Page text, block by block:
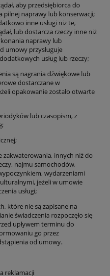
aby przedsiębiorca do
pilnej naprawy lub konserwacji;
inne usługi niż te,
lub dostarcza rzeczy inne niż
naprawy lub
umowy przysługuje
usług lub rzeczy;
są nagrania dźwiękowe lub
dostarczane w
opakowanie zostało otwarte
lub czasopism, z
zakwaterowania, innych niż do
najmu samochodów,
wydarzeniami
jeżeli w umowie
usługi;
które nie są zapisane na
świadczenia rozpoczęło się
upływem terminu do
go przez
od umowy.
reklamacji